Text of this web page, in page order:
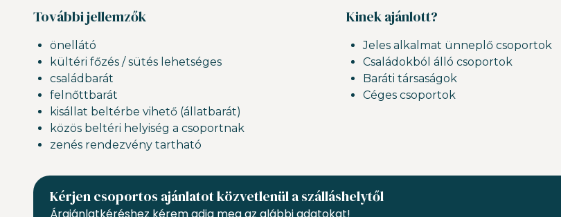
További jellemzők
önellátó
kültéri főzés / sütés lehetséges
családbarát
felnőttbarát
kisállat beltérbe vihető (állatbarát)
közös beltéri helyiség a csoportnak
zenés rendezvény tartható
Kinek ajánlott?
Jeles alkalmat ünneplő csoportok
Családokból álló csoportok
Baráti társaságok
Céges csoportok
Kérjen csoportos ajánlatot közvetlenül a szálláshelytől